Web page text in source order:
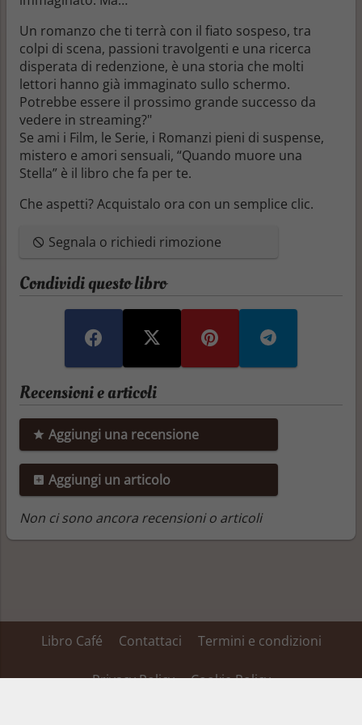
Un romanzo che ti terrà con il fiato sospeso, tra
colpi di scena, passioni travolgenti e una ricerca
disperata di redenzione, è una storia che molti
lettori hanno già immaginato sullo schermo.
Potrebbe essere il prossimo grande successo da
vedere in streaming?"
Se ami i Film, le Serie, i Romanzi pieni di suspense,
mistero e amori sensuali, “Quando muore una
Stella” è il libro che fa per te.
Che aspetti? Acquistalo ora con un semplice clic.
Segnala o richiedi rimozione
Condividi questo libro
Recensioni e articoli
Aggiungi una recensione
Aggiungi un articolo
Non ci sono ancora recensioni o articoli
Libro Café Contattaci Termini e condizioni
Privacy Policy Cookie Policy